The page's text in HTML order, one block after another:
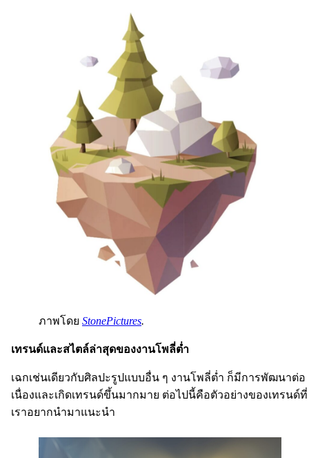
ภาพโดย StonePictures.
เทรนด์และสไตล์ล่าสุดของงานโพลี่ต่ำ
เฉกเช่นเดียวกับศิลปะรูปแบบอื่น ๆ งานโพลี่ต่ำ ก็มีการพัฒนาต่อ
เนื่องและเกิดเทรนด์ขึ้นมากมาย ต่อไปนี้คือตัวอย่างของเทรนด์ที่
เราอยากนำมาแนะนำ